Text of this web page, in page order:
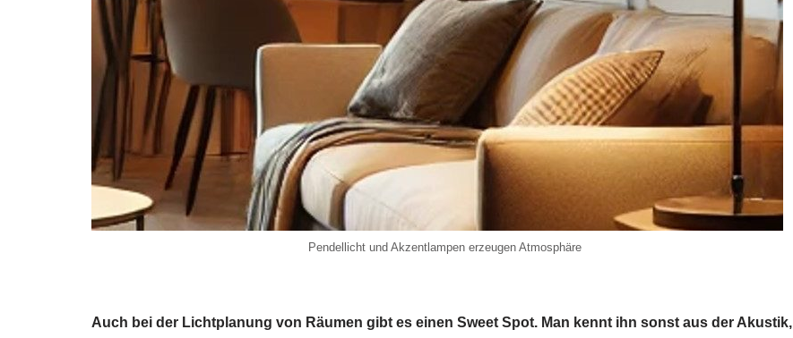
Pendellicht und Akzentlampen erzeugen Atmosphäre
Auch bei der Lichtplanung von Räumen gibt es einen Sweet Spot. Man kennt ihn sonst aus der Akustik,